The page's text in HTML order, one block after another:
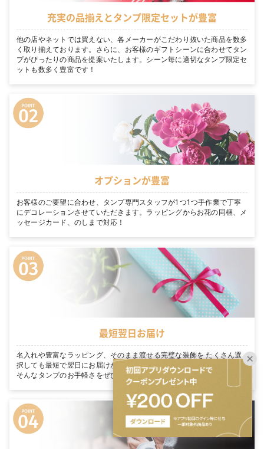
充実の品揃えとタンプ限定セットが豊富
他の店やネットでは買えない、各メーカーがこだわり抜いた商品を数多
く取り揃えております。さらに、お客様のギフトシーンに合わせてタン
プがぴったりの商品を提案いたします。シーン毎に適切なタンプ限定セ
ットも数多く豊富です！
オプションが豊富
お客様のご要望に合わせ、タンプ専門スタッフが1つ1つ手作業で丁寧
にデコレーションさせていただきます。ラッピングからお花の同梱、メ
ッセージカード、のしまで対応！
最短翌日お届け
名入れや豊富なラッピング、そのまま渡せる完璧な装飾を たくさん選
択しても最短で翌日にお届けが可能です。「今日買って、明日届く」。
そんなタンプのお手軽さをぜひご体感ください。